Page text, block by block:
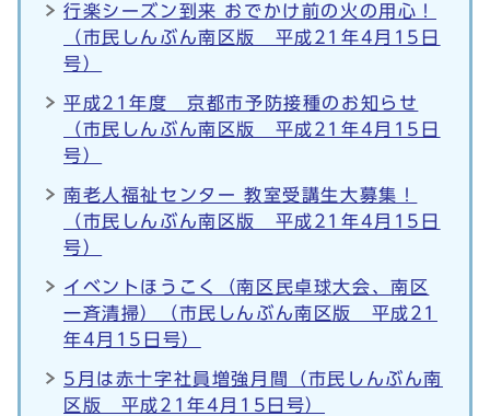
行楽シーズン到来 おでかけ前の火の用心！
（市民しんぶん南区版 平成21年4月15日
号）
平成21年度 京都市予防接種のお知らせ
（市民しんぶん南区版 平成21年4月15日
号）
南老人福祉センター 教室受講生大募集！
（市民しんぶん南区版 平成21年4月15日
号）
イベントほうこく（南区民卓球大会、南区
一斉清掃）（市民しんぶん南区版 平成21
年4月15日号）
5月は赤十字社員増強月間（市民しんぶん南
区版 平成21年4月15日号）